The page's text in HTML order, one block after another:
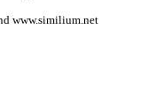
www.similium.net